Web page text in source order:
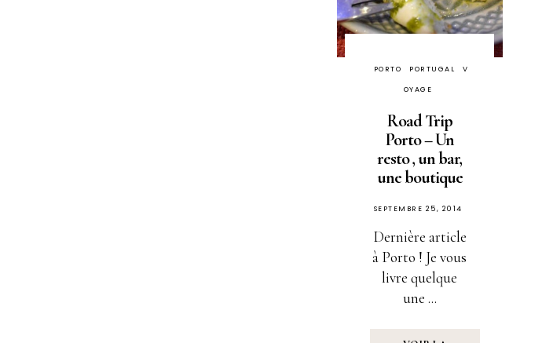
PORTO PORTUGAL V
OYAGE
Road Trip
Porto – Un
resto , un bar,
une boutique
PUBLIÉ
SEPTEMBRE 25, 2014
Dernière article
à Porto ! Je vous
livre quelque
une ...